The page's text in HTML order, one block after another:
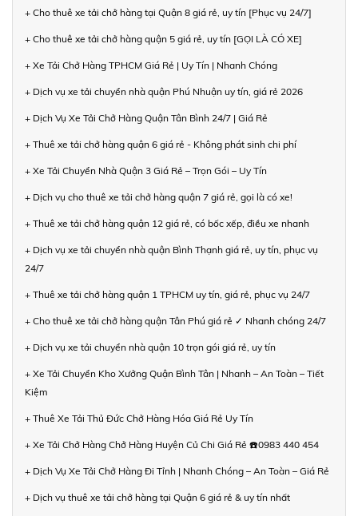
+ Cho thuê xe tải chở hàng tại Quận 8 giá rẻ, uy tín [Phục vụ 24/7]
+ Cho thuê xe tải chở hàng quận 5 giá rẻ, uy tín [GỌI LÀ CÓ XE]
+ Xe Tải Chở Hàng TPHCM Giá Rẻ | Uy Tín | Nhanh Chóng
+ Dịch vụ xe tải chuyển nhà quận Phú Nhuận uy tín, giá rẻ 2026
+ Dịch Vụ Xe Tải Chở Hàng Quận Tân Bình 24/7 | Giá Rẻ
+ Thuê xe tải chở hàng quận 6 giá rẻ - Không phát sinh chi phí
+ Xe Tải Chuyển Nhà Quận 3 Giá Rẻ – Trọn Gói – Uy Tín
+ Dịch vụ cho thuê xe tải chở hàng quận 7 giá rẻ, gọi là có xe!
+ Thuê xe tải chở hàng quận 12 giá rẻ, có bốc xếp, điều xe nhanh
+ Dịch vụ xe tải chuyển nhà quận Bình Thạnh giá rẻ, uy tín, phục vụ
24/7
+ Thuê xe tải chở hàng quận 1 TPHCM uy tín, giá rẻ, phục vụ 24/7
+ Cho thuê xe tải chở hàng quận Tân Phú giá rẻ ✓ Nhanh chóng 24/7
+ Dịch vụ xe tải chuyển nhà quận 10 trọn gói giá rẻ, uy tín
+ Xe Tải Chuyển Kho Xưởng Quận Bình Tân | Nhanh – An Toàn – Tiết
Kiệm
+ Thuê Xe Tải Thủ Đức Chở Hàng Hóa Giá Rẻ Uy Tín
+ Xe Tải Chở Hàng Chở Hàng Huyện Củ Chi Giá Rẻ ☎️0983 440 454
+ Dịch Vụ Xe Tải Chở Hàng Đi Tỉnh | Nhanh Chóng – An Toàn – Giá Rẻ
+ Dịch vụ thuê xe tải chở hàng tại Quận 6 giá rẻ & uy tín nhất